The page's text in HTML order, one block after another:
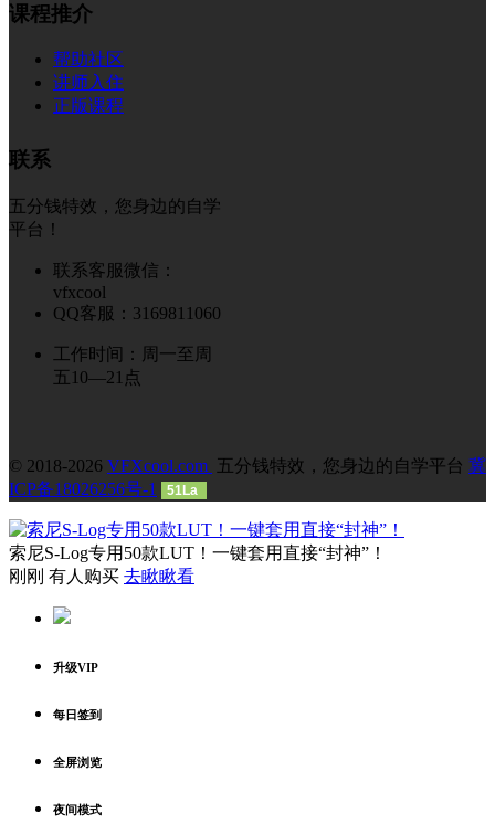
课程推介
帮助社区
讲师入住
正版课程
联系
五分钱特效，您身边的自学
平台！
联系客服微信：
vfxcool
QQ客服：3169811060
工作时间：周一至周
五10—21点
© 2018-2026 VFXcool.com 五分钱特效，您身边的自学平台 冀
ICP备18026256号-1
51La
索尼S-Log专用50款LUT！一键套用直接“封神”！
刚刚 有人购买 去瞅瞅看
升级VIP
每日签到
全屏浏览
夜间模式